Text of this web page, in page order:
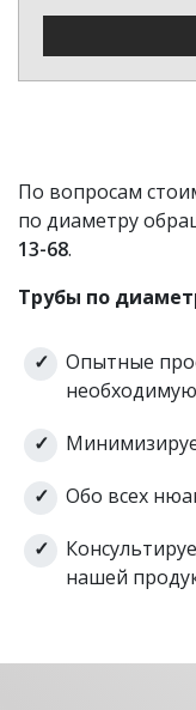
32 40Х ГОСТ
По вопросам
по диаметру
13-68.
Трубы по
Опытные
Обо всех
нашей